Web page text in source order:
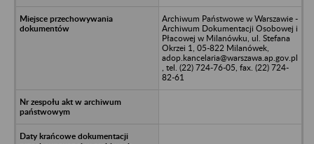
Archiwum Państwowe w Warszawie -
Archiwum Dokumentacji Osobowej i
Płacowej w Milanówku, ul. Stefana
Okrzei 1, 05-822 Milanówek,
adop.kancelaria@warszawa.ap.gov.pl
, tel. (22) 724-76-05, fax. (22) 724-
82-61